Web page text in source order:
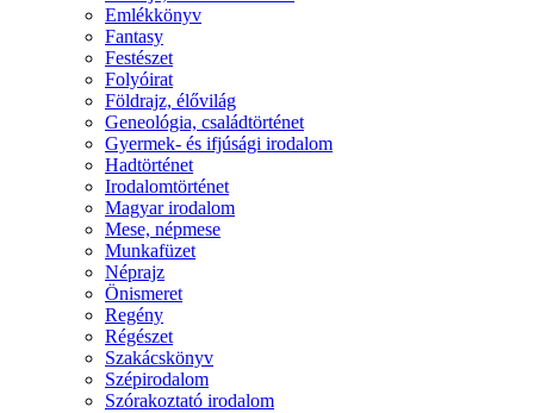
Emlékkönyv
Fantasy
Festészet
Folyóirat
Földrajz, élővilág
Geneológia, családtörténet
Gyermek- és ifjúsági irodalom
Hadtörténet
Irodalomtörténet
Magyar irodalom
Mese, népmese
Munkafüzet
Néprajz
Önismeret
Regény
Régészet
Szakácskönyv
Szépirodalom
Szórakoztató irodalom